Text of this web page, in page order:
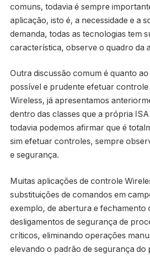
comuns, todavia é sempre
aplicação, isto é, a necessidade e a
demanda, todas as tecnologias tem
característica, observe o quadro da
Outra discussão comum é quanto
possível e prudente efetuar controle
Wireless, já apresentamos
dentro das classes que a própria
todavia podemos afirmar que é
sim efetuar controles, sempre
e segurança.
Muitas aplicações de controle
substituições de comandos em
exemplo, de abertura e fechamento
desligamentos de segurança de
críticos, eliminando operações
elevando o padrão de segurança do